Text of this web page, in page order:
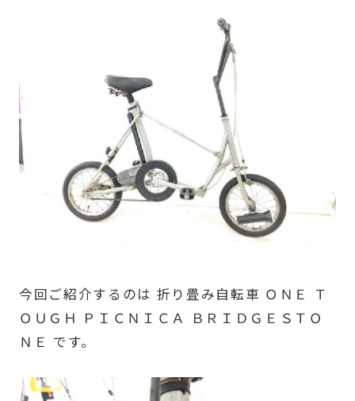
今回ご紹介するのは 折り畳み自転車 ＯＮＥ Ｔ
ＯＵＧＨ ＰＩＣＮＩＣＡ ＢＲＩＤＧＥＳＴＯ
ＮＥ です。